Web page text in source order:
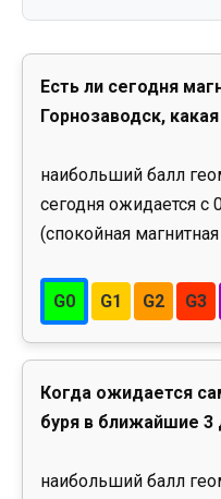
Есть ли сегодня
Горнозаводск,
наибольший балл
сегодня ожидается с
(спокойная
G0 G1 G2 G3
Когда ожидается
буря в ближайшие 3
наибольший балл